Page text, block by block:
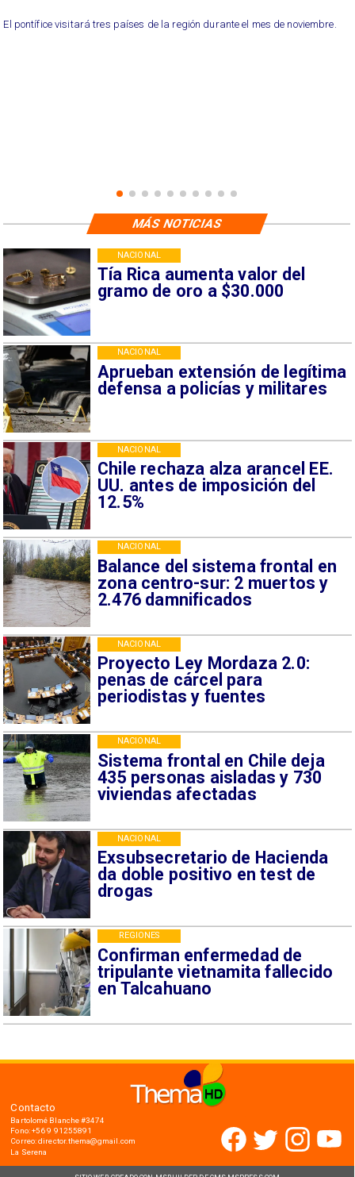
El pontífice visitará tres países de la región durante el mes de noviembre.
Tía Rica aumenta valor del
gramo de oro a $30.000
NACIONAL
Aprueban extensión de legítima
defensa a policías y militares
NACIONAL
Chile rechaza alza arancel EE.
UU. antes de imposición del
12.5%
NACIONAL
Balance del sistema frontal en
zona centro-sur: 2 muertos y
2.476 damnificados
NACIONAL
Proyecto Ley Mordaza 2.0:
penas de cárcel para
periodistas y fuentes
NACIONAL
Sistema frontal en Chile deja
435 personas aisladas y 730
viviendas afectadas
NACIONAL
Exsubsecretario de Hacienda
da doble positivo en test de
drogas
NACIONAL
Confirman enfermedad de
tripulante vietnamita fallecido
en Talcahuano
REGIONES
MÁS NOTICIAS
Contacto
Bartolomé Blanche #3474
Fono: +56 9 91255891
Correo: director.thema@gmail.com
La Serena